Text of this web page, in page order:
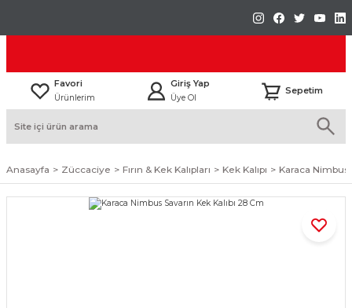
Favori
Ürünlerim
Giriş Yap
Üye Ol
Sepetim
Anasayfa Züccaciye Fırın & Kek Kalıpları Kek Kalıpı Karaca Nimbus